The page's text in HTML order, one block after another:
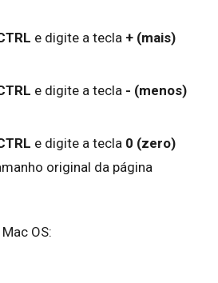
e digite a tecla + (mais)
e digite a tecla - (menos)
e digite a tecla 0 (zero)
original da página
OS: